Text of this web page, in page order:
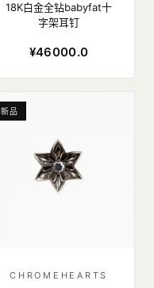
18K白金全钻babyfat十
字架耳钉
¥46000.0
新品
CHROMEHEARTS